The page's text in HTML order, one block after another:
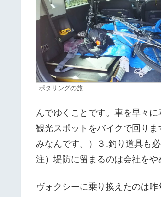
ポタリングの旅
んでゆくことです。車を早々
観光スポットをバイクで回り
みなんです。）３.釣り道具も
注）堤防に留まるのは会社をや
ヴォクシーに乗り換えたのは